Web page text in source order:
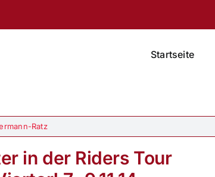
Startseite
Ratz
in der Riders Tour